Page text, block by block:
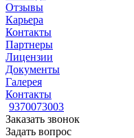
Отзывы
Карьера
Контакты
Партнеры
Лицензии
Документы
Галерея
Контакты
9370073003
Заказать звонок
Задать вопрос